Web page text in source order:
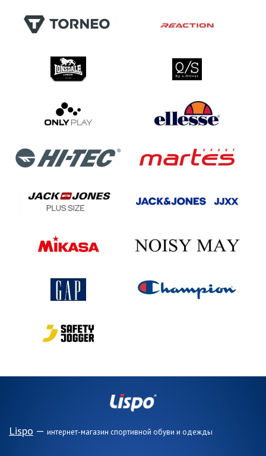
Lispo — интернет-магазин спортивной обуви и одежды